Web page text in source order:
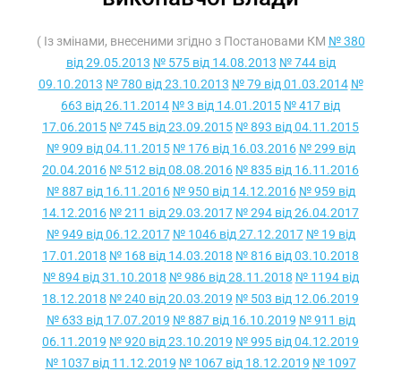
( Із змінами, внесеними згідно з Постановами КМ № 380
від 29.05.2013 № 575 від 14.08.2013 № 744 від
09.10.2013 № 780 від 23.10.2013 № 79 від 01.03.2014 №
663 від 26.11.2014 № 3 від 14.01.2015 № 417 від
17.06.2015 № 745 від 23.09.2015 № 893 від 04.11.2015
№ 909 від 04.11.2015 № 176 від 16.03.2016 № 299 від
20.04.2016 № 512 від 08.08.2016 № 835 від 16.11.2016
№ 887 від 16.11.2016 № 950 від 14.12.2016 № 959 від
14.12.2016 № 211 від 29.03.2017 № 294 від 26.04.2017
№ 949 від 06.12.2017 № 1046 від 27.12.2017 № 19 від
17.01.2018 № 168 від 14.03.2018 № 816 від 03.10.2018
№ 894 від 31.10.2018 № 986 від 28.11.2018 № 1194 від
18.12.2018 № 240 від 20.03.2019 № 503 від 12.06.2019
№ 633 від 17.07.2019 № 887 від 16.10.2019 № 911 від
06.11.2019 № 920 від 23.10.2019 № 995 від 04.12.2019
№ 1037 від 11.12.2019 № 1067 від 18.12.2019 № 1097